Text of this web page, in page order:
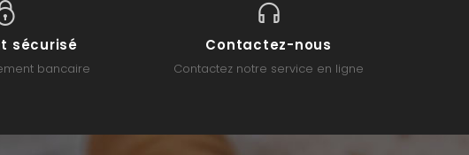
sécurisé
bancaire
Contactez-nous
Contactez notre service en ligne